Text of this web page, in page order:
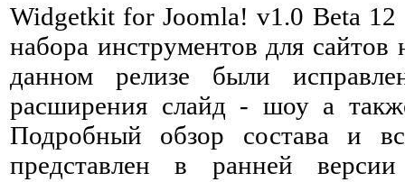
Widgetkit for Joomla! v1.0 Beta 12
набора инструментов для
данном релизе были
расширения слайд - шоу а
Подробный обзор состава и
представлен в ранней